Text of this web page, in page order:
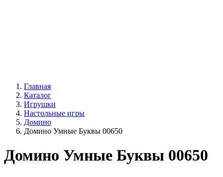
Главная
Каталог
Игрушки
Настольные игры
Домино
Домино Умные Буквы 00650
Домино Умные Буквы 00650